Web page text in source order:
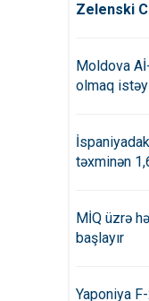
Zelenski
Moldova
olmaq
təxminən
MİQ üzrə
başlayır
Yaponiya